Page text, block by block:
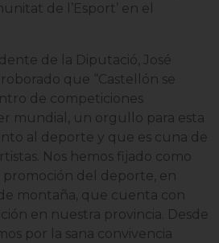
de l’Esport’ en el
de la Diputació, José
que “Castellón se
de competiciones
mundial, un orgullo para esta
al deporte y que es cuna de
Nos hemos fijado como
del deporte, en
montaña, que cuenta con
en nuestra provincia. Desde
por la sana convivencia